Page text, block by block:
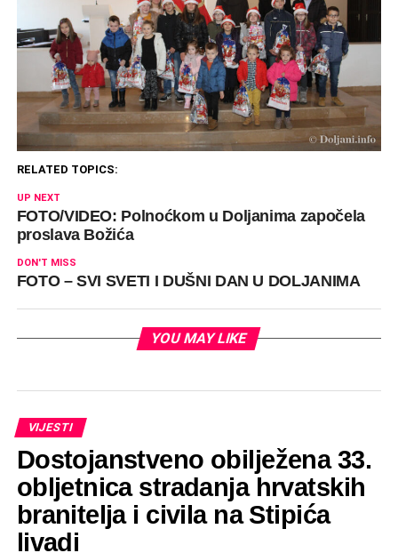
RELATED TOPICS:
UP NEXT
FOTO/VIDEO: Polnoćkom u Doljanima započela
proslava Božića
DON'T MISS
FOTO – SVI SVETI I DUŠNI DAN U DOLJANIMA
YOU MAY LIKE
VIJESTI
Dostojanstveno obilježena 33.
obljetnica stradanja hrvatskih
branitelja i civila na Stipića
livadi